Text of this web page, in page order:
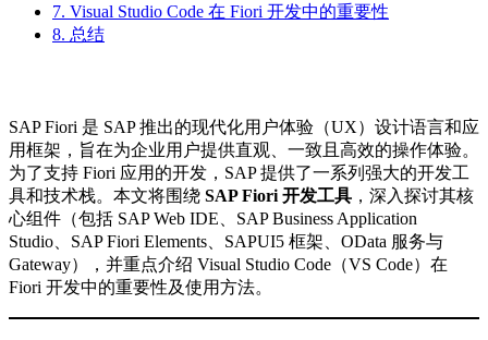
7. Visual Studio Code 在 Fiori 开发中的重要性
8. 总结
SAP Fiori 是 SAP 推出的现代化用户体验（UX）设计语言和应
用框架，旨在为企业用户提供直观、一致且高效的操作体验。
为了支持 Fiori 应用的开发，SAP 提供了一系列强大的开发工
具和技术栈。本文将围绕 SAP Fiori 开发工具 ，深入探讨其核
心组件（包括 SAP Web IDE、SAP Business Application
Studio、SAP Fiori Elements、SAPUI5 框架、OData 服务与
Gateway），并重点介绍 Visual Studio Code（VS Code）在
Fiori 开发中的重要性及使用方法。